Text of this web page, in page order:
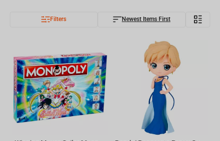
Filters Newest Items First